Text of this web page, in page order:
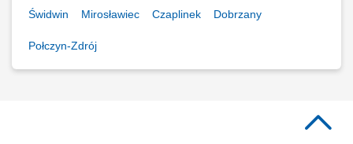
Świdwin Mirosławiec Czaplinek Dobrzany
Połczyn-Zdrój